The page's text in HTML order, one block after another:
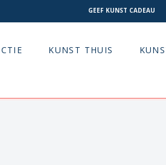
GEEF KUNST CADEAU
KUNST THUIS